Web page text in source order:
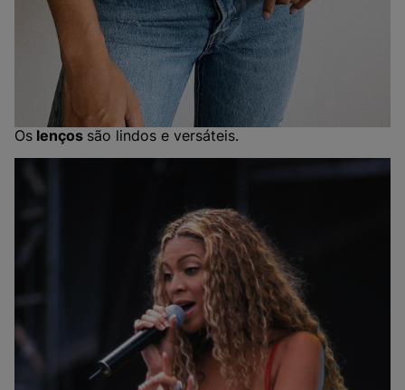
Os lenços são lindos e versáteis.